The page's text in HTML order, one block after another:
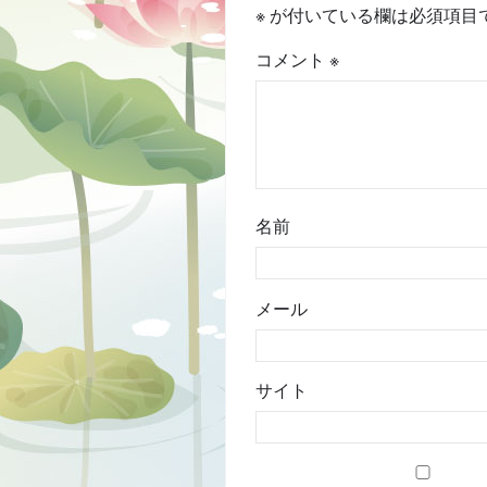
※ が付いている欄は必須項目
コメント※
名前
メール
サイト